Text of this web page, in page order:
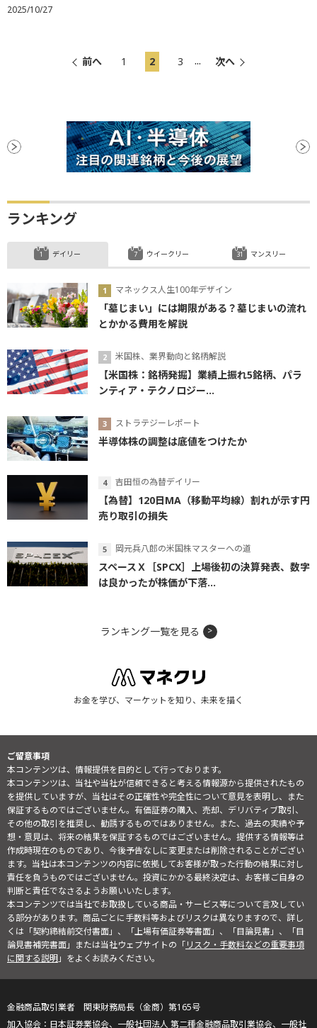
2025/10/27
前へ 1 2 3 ... 次へ
ランキング
デイリー
マネックス人生100年デザイン
「墓じまい」には期限がある？墓じまいの流れ
とかかる費用を解説
米国株、業界動向と銘柄解説
【米国株：銘柄発掘】業績上振れ5銘柄、パラ
ンティア・テクノロジー...
ストラテジーレポート
半導体株の調整は底値をつけたか
吉田恒の為替デイリー
【為替】120日MA（移動平均線）割れが示す円
売り取引の損失
岡元兵八郎の米国株マスターへの道
スペースＸ［SPCX］上場後初の決算発表、数字
は良かったが株価が下落...
ウイークリー マンスリー
ランキング一覧を見る
お金を学び、マーケットを知り、未来を描く
ご留意事項
本コンテンツは、情報提供を目的として行っております。
本コンテンツは、当社や当社が信頼できると考える情報源から提供されたもの
を提供していますが、当社はその正確性や完全性について意見を表明し、また
保証するものではございません。有価証券の購入、売却、デリバティブ取引、
その他の取引を推奨し、勧誘するものではありません。また、過去の実績や予
想・意見は、将来の結果を保証するものではございません。提供する情報等は
作成時現在のものであり、今後予告なしに変更または削除されることがござい
ます。当社は本コンテンツの内容に依拠してお客様が取った行動の結果に対し
責任を負うものではございません。投資にかかる最終決定は、お客様ご自身の
判断と責任でなさるようお願いいたします。
本コンテンツでは当社でお取扱している商品・サービス等について言及してい
る部分があります。商品ごとに手数料等およびリスクは異なりますので、詳し
くは「契約締結前交付書面」、「上場有価証券等書面」、「目論見書」、「目
論見書補完書面」または当社ウェブサイトの「リスク・手数料などの重要事項
に関する説明」をよくお読みください。
金融商品取引業者 関東財務局長（金商）第165号
日本証券業協会、一般社団法人 第二種金融商品取引業協会、一般社